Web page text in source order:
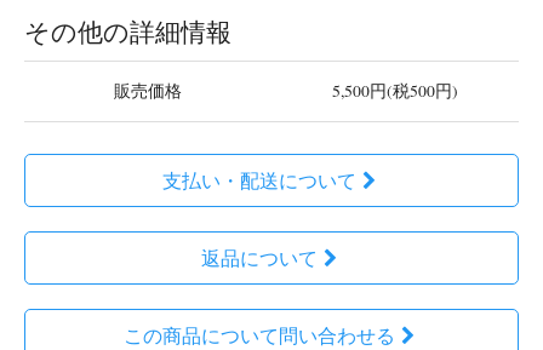
その他の詳細情報
販売価格 5,500円(税500円)
支払い・配送について
返品について
この商品について問い合わせる